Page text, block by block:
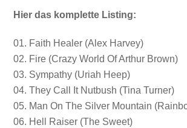
Hier das komplette Listing:
01. Faith Healer (Alex Harvey)
02. Fire (Crazy World Of Arthur Brown)
03. Sympathy (Uriah Heep)
04. They Call It Nutbush (Tina Turner)
05. Man On The Silver Mountain
06. Hell Raiser (The Sweet)